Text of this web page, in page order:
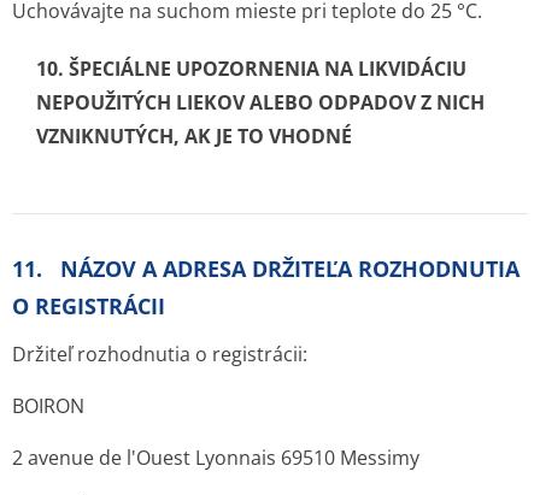
Uchovávajte na suchom mieste pri teplote do 25 °C.
10. ŠPECIÁLNE UPOZORNENIA NA LIKVIDÁCIU
NEPOUŽITÝCH LIEKOV ALEBO ODPADOV Z NICH
VZNIKNUTÝCH, AK JE TO VHODNÉ
11. NÁZOV A ADRESA DRŽITEĽA ROZHODNUTIA
O REGISTRÁCII
Držiteľ rozhodnutia o registrácii:
BOIRON
2 avenue de l'Ouest Lyonnais 69510 Messimy